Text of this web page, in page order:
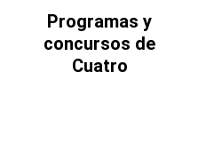
Programas y
concursos de
Cuatro